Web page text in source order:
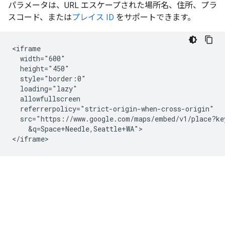
パラメータは、URL エスケープされた場所名、住所、プラ
スコード、またはプレイス ID をサポートできます。
<iframe
  width="600"
  height="450"
  style="border:0"
  loading="lazy"
  allowfullscreen
  referrerpolicy="strict-origin-when-cross-origin"
src="https://www.google.com/maps/embed/v1/
    &q=Space+Needle,Seattle+WA">
</iframe>